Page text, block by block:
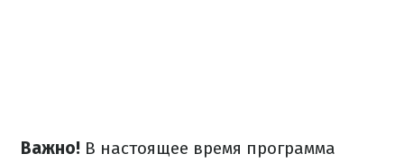
Важно! В настоящее время программа